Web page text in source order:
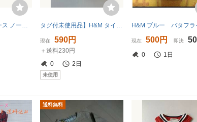
現在 590円
＋送料230円
0
2日
未使用
現在 500円 即決
0 1日
送料無料